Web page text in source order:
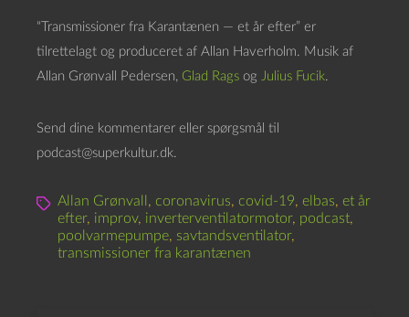
“Transmissioner fra Karantænen — et år efter” er
tilrettelagt og produceret af Allan Haverholm. Musik af
Allan Grønvall Pedersen, Glad Rags og Julius Fucik.
Send dine kommentarer eller spørgsmål til
podcast@superkultur.dk.
Allan Grønvall , coronavirus, covid-19, elbas, et år
efter, improv, inverterventilatormotor, podcast,
poolvarmepumpe, savtandsventilator,
transmissioner fra karantænen